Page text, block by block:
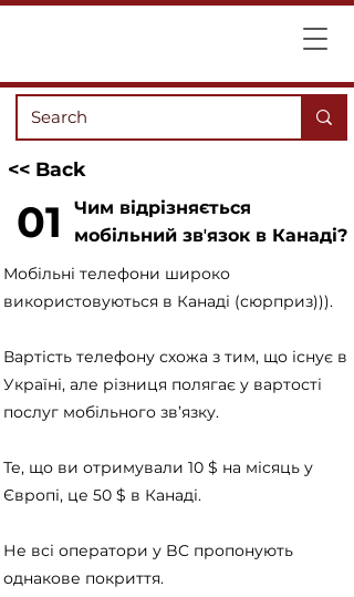
<< Back
01
Чим відрізняється
мобільний звʼязок в Канаді?
Мобільні телефони широко
використовуються в Канаді (сюрприз))).
Вартість телефону схожа з тим, що існує в
Україні, але різниця полягає у вартості
послуг мобільного зв’язку.
Те, що ви отримували 10 $ на місяць у
Європі, це 50 $ в Канаді.
Не всі оператори у BC пропонують
однакове покриття.